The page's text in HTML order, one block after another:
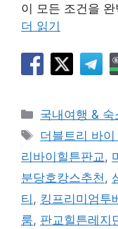
이 모든 조건을
더 읽기
카
테
리
국내여행 & 숙
태
그
더블트리 바
리바이힐튼판교,
분당호캉스추천,
티 , 킹프리미엄투
룸, 판교힐튼레지